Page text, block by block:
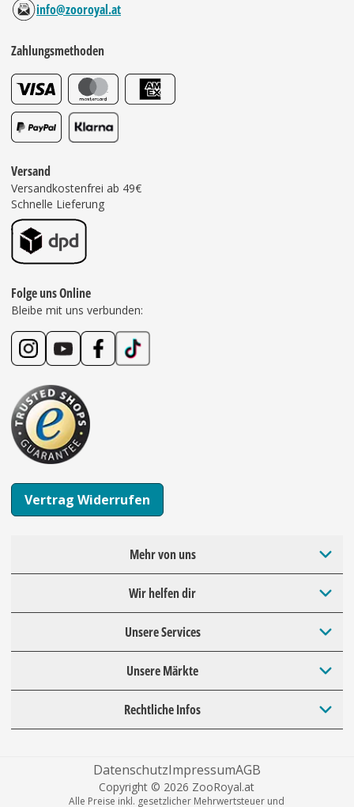
info@zooroyal.at
Zahlungsmethoden
Versand
Versandkostenfrei ab 49€
Schnelle Lieferung
Folge uns Online
Bleibe mit uns verbunden:
Vertrag Widerrufen
Mehr von uns
Wir helfen dir
Unsere Services
Unsere Märkte
Rechtliche Infos
DatenschutzImpressumAGB
Copyright © 2026 ZooRoyal.at
Alle Preise inkl. gesetzlicher Mehrwertsteuer und